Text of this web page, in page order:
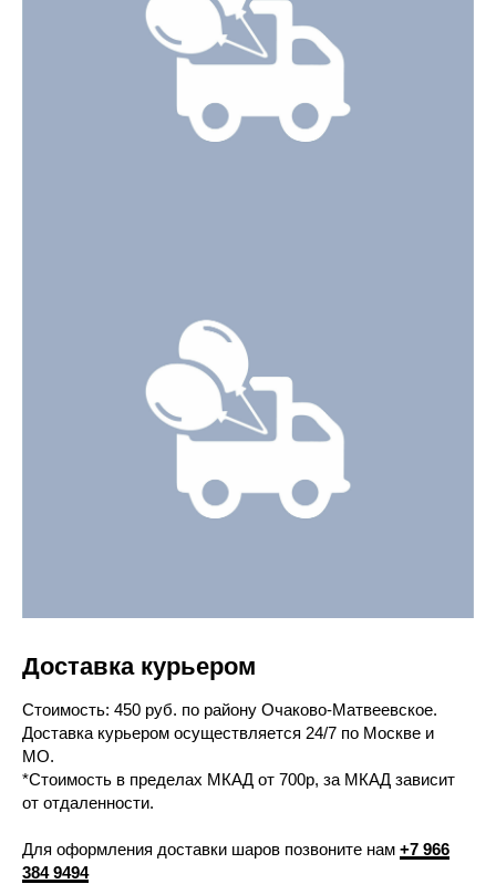
Доставка курьером
Cтоимость: 450 руб. по району Очаково-Матвеевское.
Доставка курьером осуществляется 24/7 по Москве и
МО.
*Стоимость в пределах МКАД от 700р, за МКАД зависит
от отдаленности.
Для оформления доставки шаров позвоните нам +7 966
384 9494